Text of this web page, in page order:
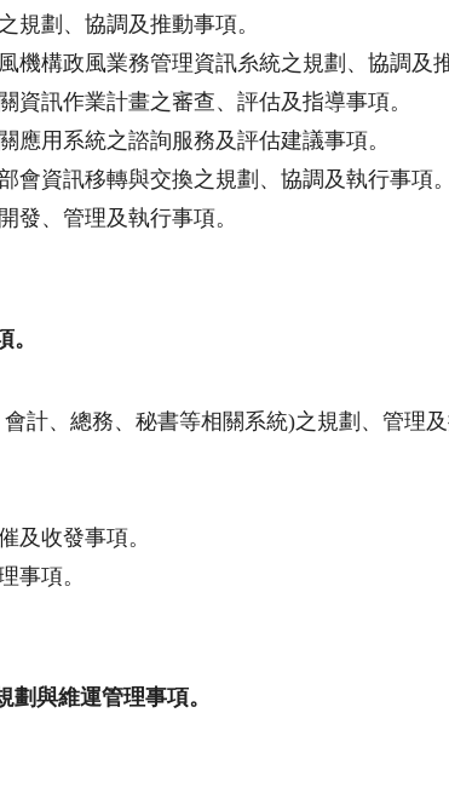
規劃、協調及推動事項。
構政風業務管理資訊糸統之規劃、協調及
訊作業計畫之審查、評估及指導事項。
用系統之諮詢服務及評估建議事項。
資訊移轉與交換之規劃、協調及執行事項。
發、管理及執行事項。
計、總務、秘書等相關系統)之規劃、管理及
及收發事項。
事項。
與維運管理事項。